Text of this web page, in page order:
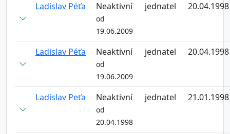
Ladislav Péťa Neaktivní
od
19.06.2009
jednatel 20.04.1998
Ladislav Péťa Neaktivní
od
19.06.2009
jednatel 20.04.1998
Ladislav Peťa Neaktivní
od
20.04.1998
jednatel 21.01.1998